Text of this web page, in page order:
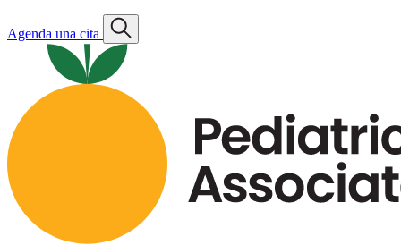
Agenda una cita